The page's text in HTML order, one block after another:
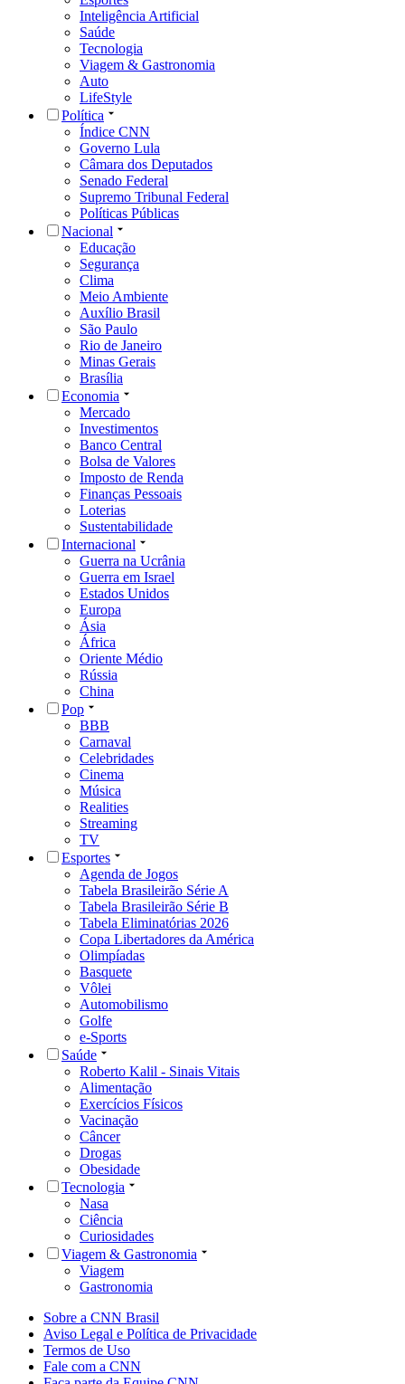
Inteligência Artificial
Saúde
Tecnologia
Viagem & Gastronomia
Auto
LifeStyle
Política
Índice CNN
Governo Lula
Câmara dos Deputados
Senado Federal
Supremo Tribunal Federal
Políticas Públicas
Nacional
Educação
Segurança
Clima
Meio Ambiente
Auxílio Brasil
São Paulo
Rio de Janeiro
Minas Gerais
Brasília
Economia
Mercado
Investimentos
Banco Central
Bolsa de Valores
Imposto de Renda
Finanças Pessoais
Loterias
Sustentabilidade
Internacional
Guerra na Ucrânia
Guerra em Israel
Estados Unidos
Europa
Ásia
África
Oriente Médio
Rússia
China
Pop
BBB
Carnaval
Celebridades
Cinema
Música
Realities
Streaming
TV
Esportes
Agenda de Jogos
Tabela Brasileirão Série A
Tabela Brasileirão Série B
Tabela Eliminatórias 2026
Copa Libertadores da América
Olimpíadas
Basquete
Vôlei
Automobilismo
Golfe
e-Sports
Saúde
Roberto Kalil - Sinais Vitais
Alimentação
Exercícios Físicos
Vacinação
Câncer
Drogas
Obesidade
Tecnologia
Nasa
Ciência
Curiosidades
Viagem & Gastronomia
Viagem
Gastronomia
Sobre a CNN Brasil
Aviso Legal e Política de Privacidade
Termos de Uso
Fale com a CNN